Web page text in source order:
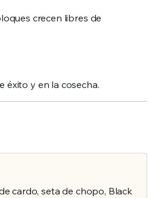
crecen libres de
éxito y en la cosecha.
cardo, seta de chopo, Black